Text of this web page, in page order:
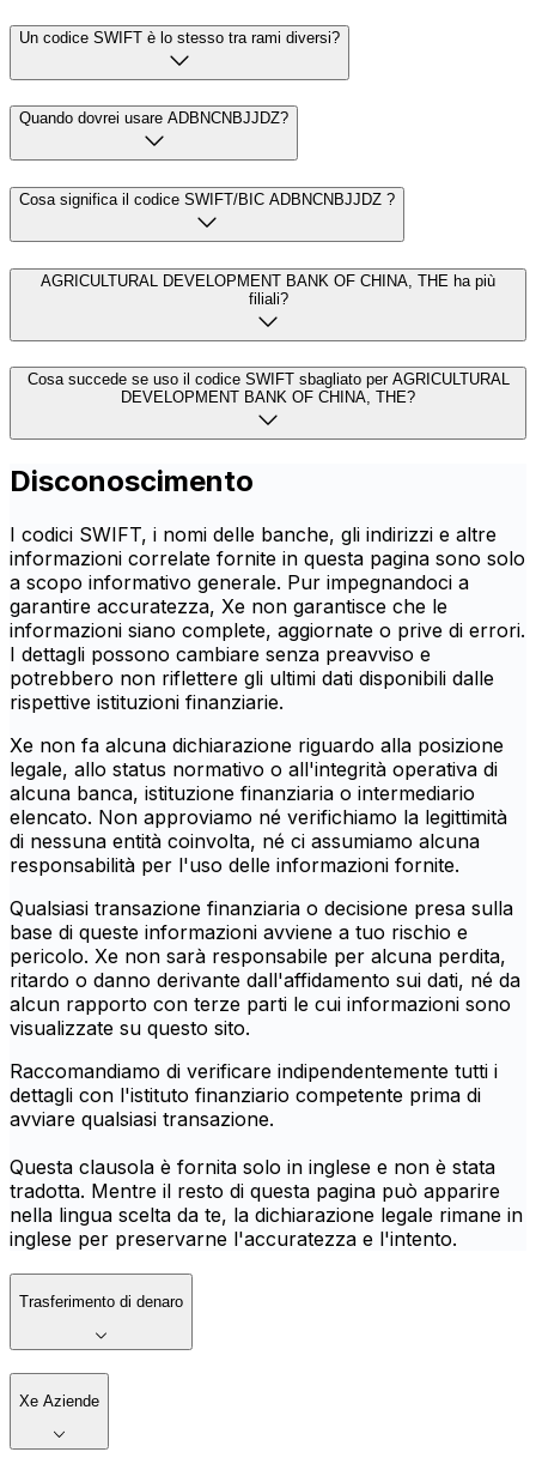
Un codice SWIFT è lo stesso tra rami diversi?
Quando dovrei usare ADBNCNBJJDZ?
Cosa significa il codice SWIFT/BIC ADBNCNBJJDZ ?
AGRICULTURAL DEVELOPMENT BANK OF CHINA, THE ha più
filiali?
Cosa succede se uso il codice SWIFT sbagliato per AGRICULTURAL
DEVELOPMENT BANK OF CHINA, THE?
Disconoscimento
I codici SWIFT, i nomi delle banche, gli indirizzi e altre
informazioni correlate fornite in questa pagina sono solo
a scopo informativo generale. Pur impegnandoci a
garantire accuratezza, Xe non garantisce che le
informazioni siano complete, aggiornate o prive di errori.
I dettagli possono cambiare senza preavviso e
potrebbero non riflettere gli ultimi dati disponibili dalle
rispettive istituzioni finanziarie.
Xe non fa alcuna dichiarazione riguardo alla posizione
legale, allo status normativo o all'integrità operativa di
alcuna banca, istituzione finanziaria o intermediario
elencato. Non approviamo né verifichiamo la legittimità
di nessuna entità coinvolta, né ci assumiamo alcuna
responsabilità per l'uso delle informazioni fornite.
Qualsiasi transazione finanziaria o decisione presa sulla
base di queste informazioni avviene a tuo rischio e
pericolo. Xe non sarà responsabile per alcuna perdita,
ritardo o danno derivante dall'affidamento sui dati, né da
alcun rapporto con terze parti le cui informazioni sono
visualizzate su questo sito.
Raccomandiamo di verificare indipendentemente tutti i
dettagli con l'istituto finanziario competente prima di
avviare qualsiasi transazione.
Questa clausola è fornita solo in inglese e non è stata
tradotta. Mentre il resto di questa pagina può apparire
nella lingua scelta da te, la dichiarazione legale rimane in
inglese per preservarne l'accuratezza e l'intento.
Trasferimento di denaro
Xe Aziende